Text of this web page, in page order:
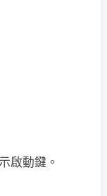
啟動鍵。